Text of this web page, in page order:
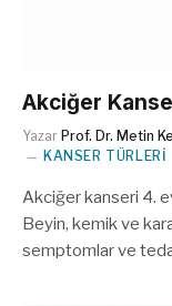
Akciğer
Yazar Prof. Dr. Metin
KANSER TÜRLERI
Akciğer kanseri 4.
Beyin, kemik ve
semptomlar ve